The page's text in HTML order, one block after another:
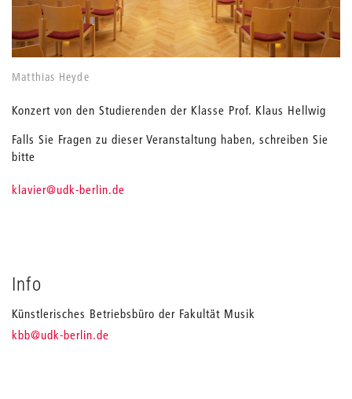
Matthias Heyde
Konzert von den Studierenden der Klasse Prof. Klaus Hellwig
Falls Sie Fragen zu dieser Veranstaltung haben, schreiben Sie
bitte
klavier_
@udk-berlin.de
Info
Künstlerisches Betriebsbüro der Fakultät Musik
kbb_
@udk-berlin.de